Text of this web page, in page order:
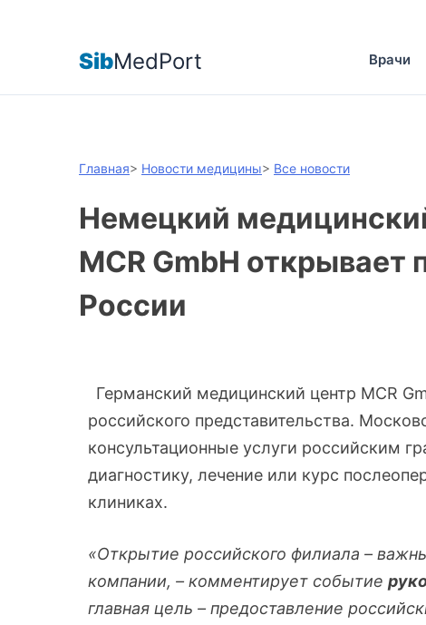
SibMedPort Врачи
Главная> Новости медицины> Все новости
Немецкий
MCR GmbH открывает
России
Германский медицинский центр MCR
российского представительства.
консультационные услуги российским
диагностику, лечение или курс
клиниках.
«Открытие российского филиала –
компании, – комментирует событие
главная цель – предоставление